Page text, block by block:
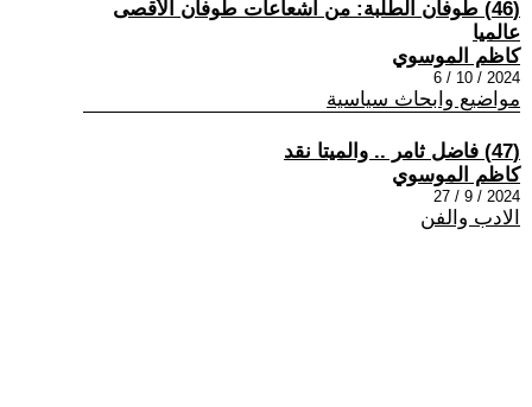
(46) طوفان الطلبة: من اشعاعات طوفان الأقصى
عالميا
كاظم الموسوي
2024 / 10 / 6
مواضيع وابحاث سياسية
(47) فاضل ثامر .. والميتا نقد
كاظم الموسوي
2024 / 9 / 27
الادب والفن